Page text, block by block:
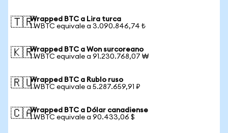
🇹🇷Wrapped BTC a Lira turca
1 WBTC equivale a 3.090.846,74 ₺
🇰🇷Wrapped BTC a Won surcoreano
1 WBTC equivale a 91.230.768,07 ₩
🇷🇺Wrapped BTC a Rublo ruso
1 WBTC equivale a 5.287.659,91 ₽
🇨🇦Wrapped BTC a Dólar canadiense
1 WBTC equivale a 90.433,06 $